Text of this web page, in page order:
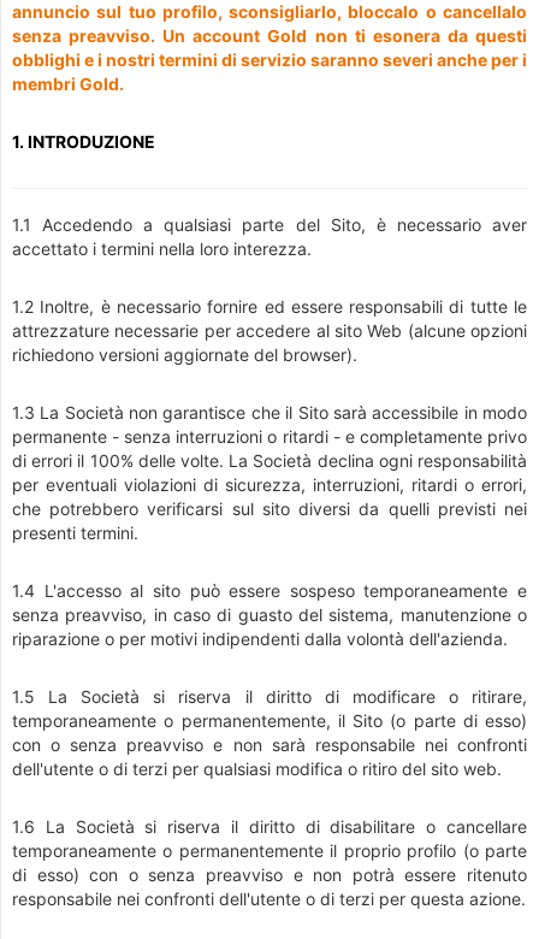
annuncio sul tuo profilo, sconsigliarlo, bloccalo o cancellalo
senza preavviso. Un account Gold non ti esonera da questi
obblighi e i nostri termini di servizio saranno severi anche per i
membri Gold.
1. INTRODUZIONE
1.1 Accedendo a qualsiasi parte del Sito, è necessario aver
accettato i termini nella loro interezza.
1.2 Inoltre, è necessario fornire ed essere responsabili di tutte le
attrezzature necessarie per accedere al sito Web (alcune opzioni
richiedono versioni aggiornate del browser).
1.3 La Società non garantisce che il Sito sarà accessibile in modo
permanente - senza interruzioni o ritardi - e completamente privo
di errori il 100% delle volte. La Società declina ogni responsabilità
per eventuali violazioni di sicurezza, interruzioni, ritardi o errori,
che potrebbero verificarsi sul sito diversi da quelli previsti nei
presenti termini.
1.4 L'accesso al sito può essere sospeso temporaneamente e
senza preavviso, in caso di guasto del sistema, manutenzione o
riparazione o per motivi indipendenti dalla volontà dell'azienda.
1.5 La Società si riserva il diritto di modificare o ritirare,
temporaneamente o permanentemente, il Sito (o parte di esso)
con o senza preavviso e non sarà responsabile nei confronti
dell'utente o di terzi per qualsiasi modifica o ritiro del sito web.
1.6 La Società si riserva il diritto di disabilitare o cancellare
temporaneamente o permanentemente il proprio profilo (o parte
di esso) con o senza preavviso e non potrà essere ritenuto
responsabile nei confronti dell'utente o di terzi per questa azione.